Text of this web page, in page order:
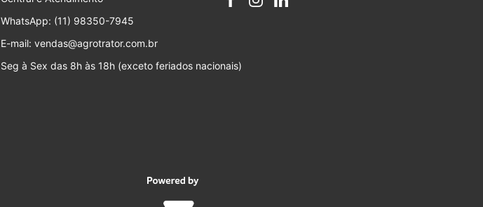
WhatsApp: (11) 98350-7945
E-mail: vendas@agrotrator.com.br
Seg à Sex das 8h às 18h (exceto feriados nacionais)